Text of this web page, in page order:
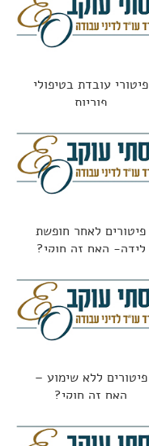
פיטורי עובדת בטיפולי
פוריות
פיטורים לאחר חופשת
לידה- האם זה חוקי?
פיטורים ללא שימוע –
האם זה חוקי?